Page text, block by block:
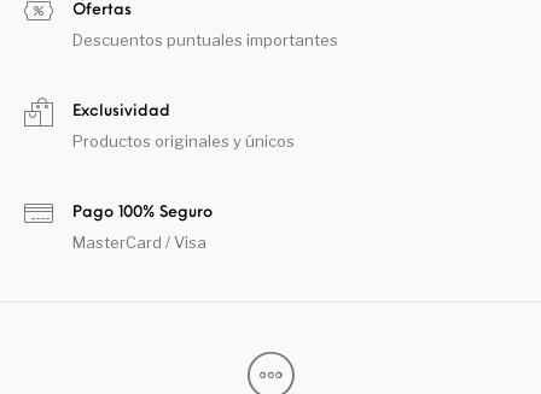
Ofertas
Descuentos puntuales importantes
Exclusividad
Productos originales y únicos
Pago 100% Seguro
MasterCard / Visa